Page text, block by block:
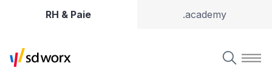
RH & Paie .academy